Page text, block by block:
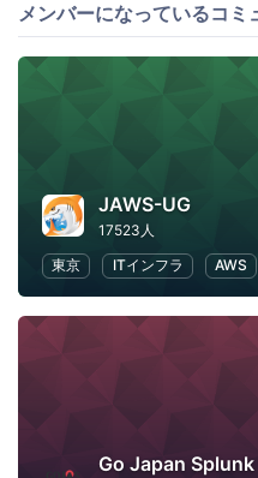
メンバーになっているコミ
JAWS-UG
17523人
東京
ITインフラ AWS
Go Japan